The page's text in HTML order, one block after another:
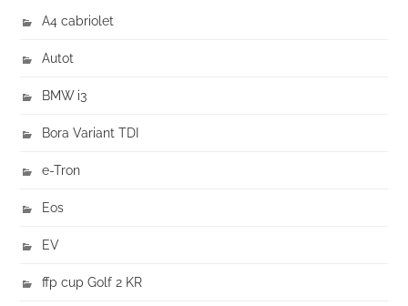
A4 cabriolet
Autot
BMW i3
Bora Variant TDI
e-Tron
Eos
EV
ffp cup Golf 2 KR